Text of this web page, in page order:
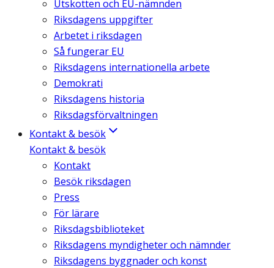
Utskotten och EU-nämnden
Riksdagens uppgifter
Arbetet i riksdagen
Så fungerar EU
Riksdagens internationella arbete
Demokrati
Riksdagens historia
Riksdagsförvaltningen
Kontakt & besök
Kontakt & besök
Kontakt
Besök riksdagen
Press
För lärare
Riksdagsbiblioteket
Riksdagens myndigheter och nämnder
Riksdagens byggnader och konst